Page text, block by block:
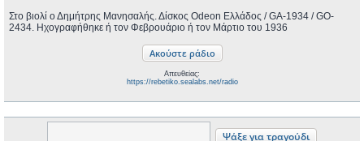
Στο βιολί ο Δημήτρης Μανησαλής. Δίσκος Odeon Ελλάδος / GA-1934 / GO-
2434. Ηχογραφήθηκε ή τον Φεβρουάριο ή τον Μάρτιο του 1936
Απευθείας:
https://rebetiko.sealabs.net/radio